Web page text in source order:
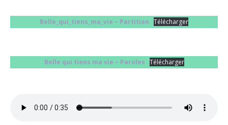
Belle_qui_tiens_ma_vie – Partition Télécharger
Belle qui tiens ma vie – Paroles Télécharger